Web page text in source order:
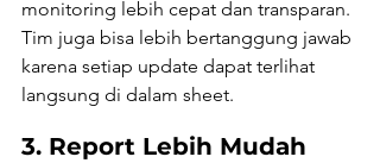
monitoring lebih cepat dan transparan.
Tim juga bisa lebih bertanggung jawab
karena setiap update dapat terlihat
langsung di dalam sheet.
3. Report Lebih Mudah